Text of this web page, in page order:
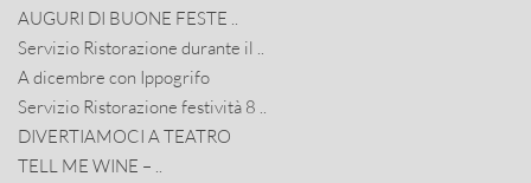
AUGURI DI BUONE FESTE ..
Servizio Ristorazione durante il ..
A dicembre con Ippogrifo
Servizio Ristorazione festività 8 ..
DIVERTIAMOCI A TEATRO
TELL ME WINE – ..